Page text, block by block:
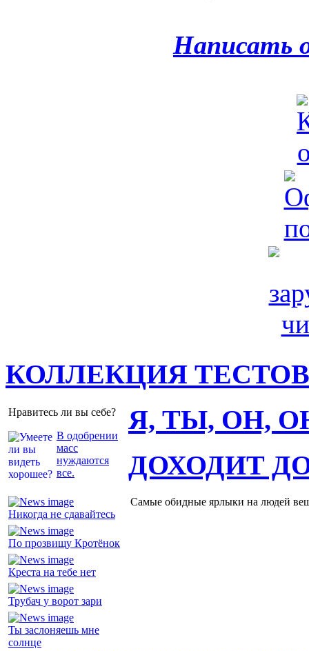
Написать
КОЛЛЕКЦИЯ ТЕСТОВ
Нравитесь ли вы себе?
В одобрении
масс
нуждаются
все.
Я, ТЫ, ОН,
Никогда не сдавайтесь
По прозвищу Кротёнок
Креста на тебе нет
Трубач у ворот зари
Ты заслоняешь мне
солнце
ДОХОДИТ
Самые обидные ярлыки на людей